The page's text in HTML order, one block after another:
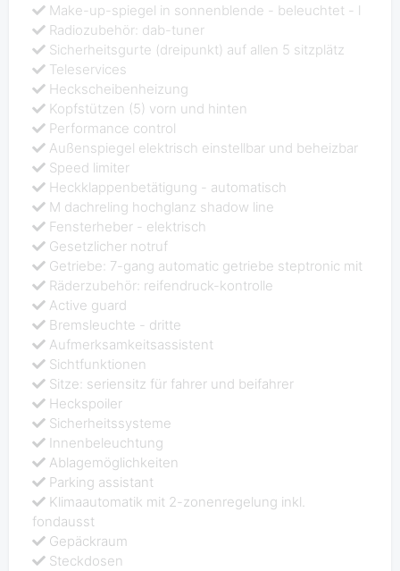
Make-up-spiegel in sonnenblende - beleuchtet - l
Radiozubehör: dab-tuner
Sicherheitsgurte (dreipunkt) auf allen 5 sitzplätz
Teleservices
Heckscheibenheizung
Kopfstützen (5) vorn und hinten
Performance control
Außenspiegel elektrisch einstellbar und beheizbar
Speed limiter
Heckklappenbetätigung - automatisch
M dachreling hochglanz shadow line
Fensterheber - elektrisch
Gesetzlicher notruf
Getriebe: 7-gang automatic getriebe steptronic mit
Räderzubehör: reifendruck-kontrolle
Active guard
Bremsleuchte - dritte
Aufmerksamkeitsassistent
Sichtfunktionen
Sitze: seriensitz für fahrer und beifahrer
Heckspoiler
Sicherheitssysteme
Innenbeleuchtung
Ablagemöglichkeiten
Parking assistant
Klimaautomatik mit 2-zonenregelung inkl.
fondausst
Gepäckraum
Steckdosen